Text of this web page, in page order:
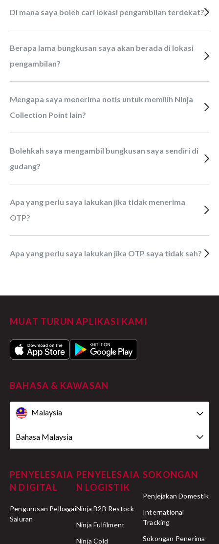
Di mana saya boleh cari lokasi pengambilan terdekat?
Berapa lama bungkusan saya akan berada di lokasi
pengambilan?
Mengapa saya menerima notis untuk memilih Ninja
Collection Point lain?
Bolehkah saya mengambil bungkusan saya sendiri di
gudang?
Apa yang perlu saya lakukan jika tidak menerima
OTP?
Apa yang perlu saya lakukan jika OTP saya tidak sah?
MUAT TURUN APLIKASI KAMI
BAHASA & KAWASAN
Malaysia
Bahasa Malaysia
PENYELESAIA
N DIGITAL
Pengurusan Pelbagai
Saluran
PENYELESAIA
N LOGISTIK
Ninja B2B Restock
Ninja Fulfilment
Ninja Cold
SOKONGAN
Penjejakan Domestik
International
Tracking
Sokongan Penerima